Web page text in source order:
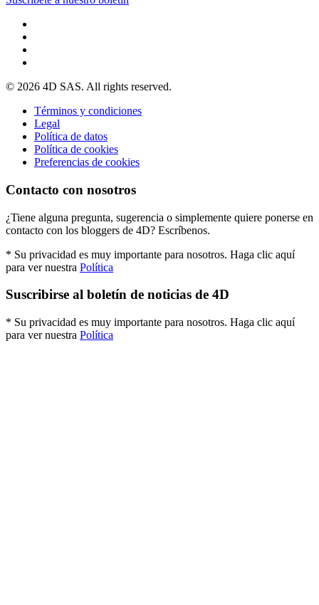
© 2026 4D SAS. All rights reserved.
Términos y condiciones
Legal
Política de datos
Política de cookies
Preferencias de cookies
Contacto con nosotros
¿Tiene alguna pregunta, sugerencia o simplemente quiere ponerse en
contacto con los bloggers de 4D? Escríbenos.
* Su privacidad es muy importante para nosotros. Haga clic aquí
para ver nuestra Política
Suscribirse al boletín de noticias de 4D
* Su privacidad es muy importante para nosotros. Haga clic aquí
para ver nuestra Política